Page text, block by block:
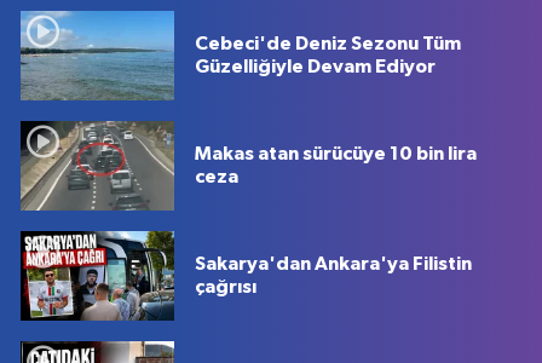
Cebeci'de Deniz Sezonu Tüm
Güzelliğiyle Devam Ediyor
Makas atan sürücüye 10 bin lira
ceza
Sakarya'dan Ankara'ya Filistin
çağrısı